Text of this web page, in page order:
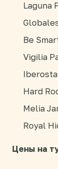
Laguna
Be
Vigilia
Hard
Melia
Royal
Цены на